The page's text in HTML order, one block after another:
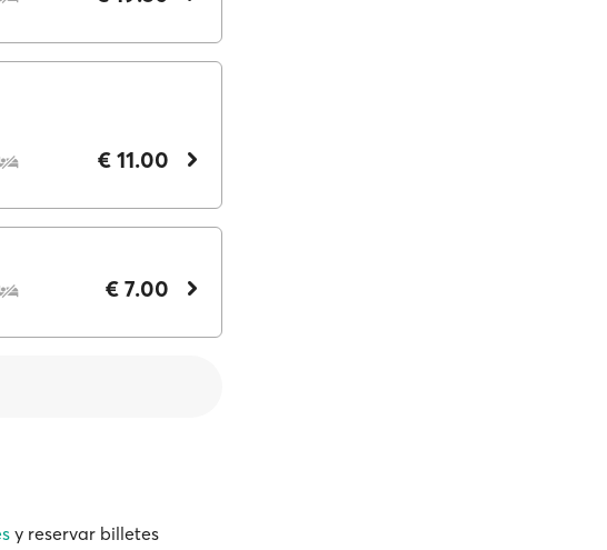
€ 11.00
€ 7.00
y reservar billetes